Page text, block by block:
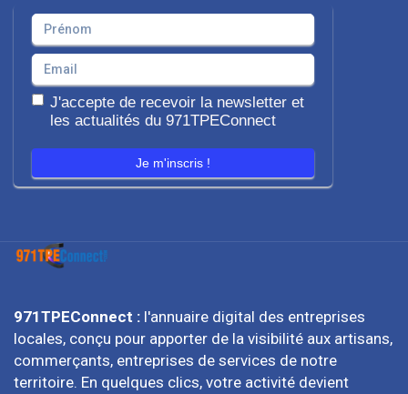
J'accepte de recevoir la newsletter et
les actualités du 971TPEConnect
Je m'inscris !
971TPEConnect : l'annuaire digital des entreprises
locales, conçu pour apporter de la visibilité aux artisans,
commerçants, entreprises de services de notre
territoire. En quelques clics, votre activité devient